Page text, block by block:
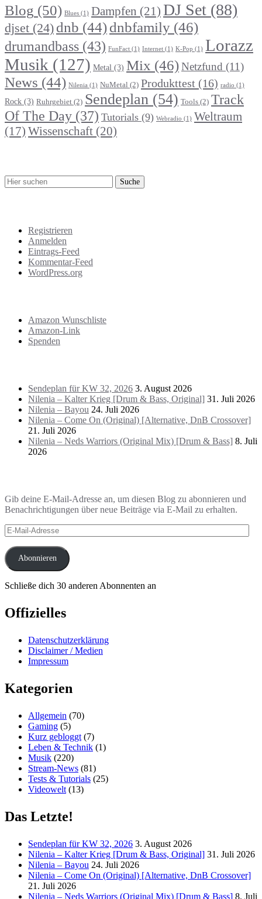
Blog (50) Blues (1) Dampfen (21) DJ Set (88)
djset (24) dnb (44)dnbfamily (46)
drumandbass (43) FunFact (1) Internet (1) K-Pop (1) Lorazz
Musik (127) Metal (3) Mix (46)Netzfund (11)
News (44) Nilenia (1) NuMetal (2) Produkttest (16) radio (1)
Rock (3) Ruhrgebiet (2) Sendeplan (54) Tools (2) Track
Of The Day (37) Tutorials (9) Webradio (1) Weltraum
(17) Wissenschaft (20)
Registrieren
Anmelden
Eintrags-Feed
Kommentar-Feed
WordPress.org
Amazon Wunschliste
Amazon-Link
Spenden
Sendeplan für KW 32, 2026 3. August 2026
Nilenia – Kalter Krieg [Drum & Bass, Original] 31. Juli 2026
Nilenia – Bayou 24. Juli 2026
Nilenia – Come On (Original) [Alternative, DnB Crossover]
21. Juli 2026
Nilenia – Neds Warriors (Original Mix) [Drum & Bass] 8. Juli
2026
Gib deine E-Mail-Adresse an, um diesen Blog zu abonnieren und
Benachrichtigungen über neue Beiträge via E-Mail zu erhalten.
E-
Mail-
Adresse
Abonnieren
Schließe dich 30 anderen Abonnenten an
Offizielles
Datenschutzerklärung
Disclaimer / Medien
Impressum
Kategorien
Allgemein (70)
Gaming (5)
Kurz gebloggt (7)
Leben & Technik (1)
Musik (220)
Stream-News (81)
Tests & Tutorials (25)
Videowelt (13)
Das Letzte!
Sendeplan für KW 32, 2026 3. August 2026
Nilenia – Kalter Krieg [Drum & Bass, Original] 31. Juli 2026
Nilenia – Bayou 24. Juli 2026
Nilenia – Come On (Original) [Alternative, DnB Crossover]
21. Juli 2026
Nilenia – Neds Warriors (Original Mix) [Drum & Bass] 8. Juli